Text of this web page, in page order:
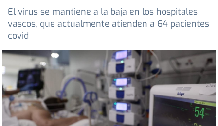
El virus se mantiene a la baja en los hospitales
vascos, que actualmente atienden a 64 pacientes
covid